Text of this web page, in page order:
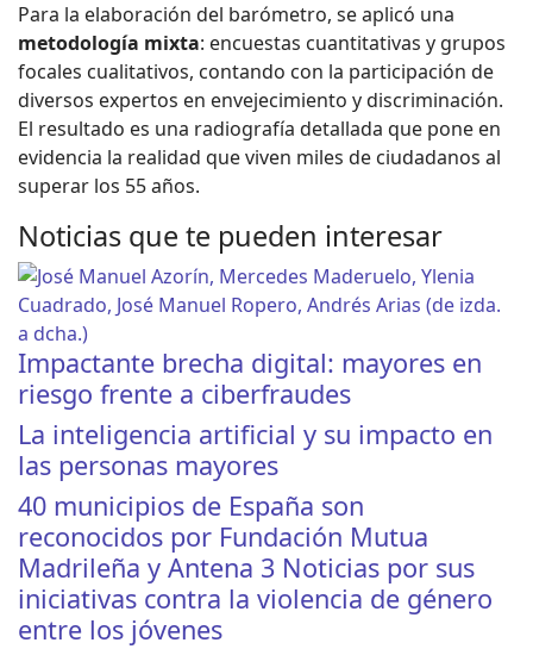
Para la elaboración del barómetro, se aplicó una
metodología mixta: encuestas cuantitativas y grupos
focales cualitativos, contando con la participación de
diversos expertos en envejecimiento y discriminación.
El resultado es una radiografía detallada que pone en
evidencia la realidad que viven miles de ciudadanos al
superar los 55 años.
Noticias que te pueden interesar
Impactante brecha digital: mayores en
riesgo frente a ciberfraudes
La inteligencia artificial y su impacto en
las personas mayores
40 municipios de España son
reconocidos por Fundación Mutua
Madrileña y Antena 3 Noticias por sus
iniciativas contra la violencia de género
entre los jóvenes